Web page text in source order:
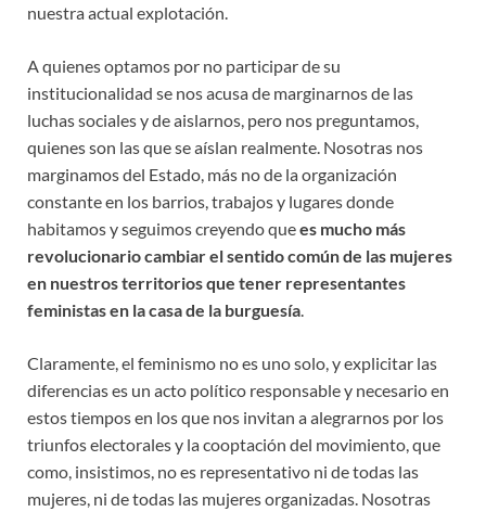
nuestra actual explotación.
A quienes optamos por no participar de su
institucionalidad se nos acusa de marginarnos de las
luchas sociales y de aislarnos, pero nos preguntamos,
quienes son las que se aíslan realmente. Nosotras nos
marginamos del Estado, más no de la organización
constante en los barrios, trabajos y lugares donde
habitamos y seguimos creyendo quees mucho más
revolucionario cambiar el sentido común de las mujeres
en nuestros territorios que tener representantes
feministas en la casa de la burguesía.
Claramente, el feminismo no es uno solo, y explicitar las
diferencias es un acto político responsable y necesario en
estos tiempos en los que nos invitan a alegrarnos por los
triunfos electorales y la cooptación del movimiento, que
como, insistimos, no es representativo ni de todas las
mujeres, ni de todas las mujeres organizadas. Nosotras